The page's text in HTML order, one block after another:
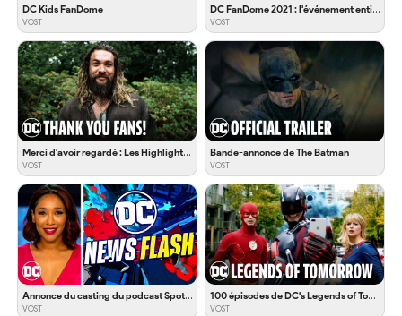
DC Kids FanDome
VOST
DC FanDome 2021 : l'événement entier
VOST
Merci d'avoir regardé : Les Highlights de l'édition 2021
VOST
Bande-annonce de The Batman
VOST
Annonce du casting du podcast Spotify Batman Unburied
VOST
100 épisodes de DC's Legends of Tomorrow en 100 secondes
VOST